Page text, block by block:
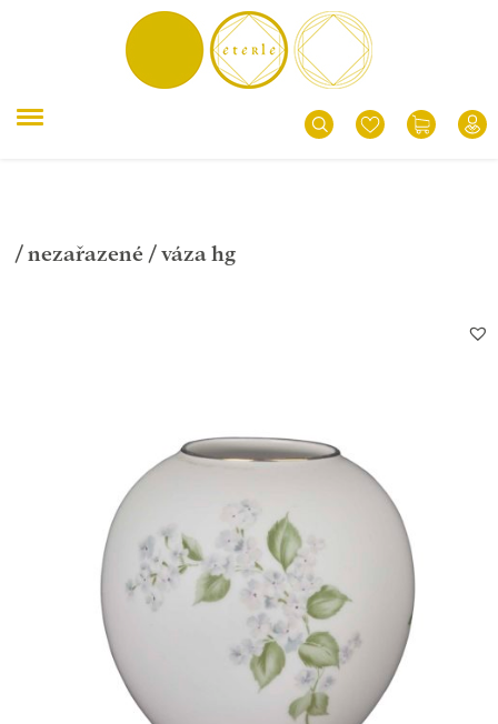
/ nezařazené / váza hg